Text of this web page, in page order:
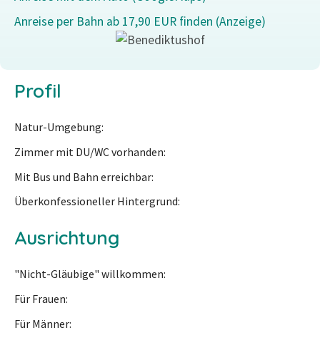
Anreise per Bahn ab 17,90 EUR finden (Anzeige)
Profil
Natur-Umgebung
Zimmer mit DU/WC vorhanden
Mit Bus und Bahn erreichbar
Überkonfessioneller Hintergrund
Ausrichtung
"Nicht-Gläubige" willkommen
Für Frauen
Für Männer